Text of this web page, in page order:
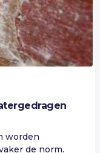
worden
de norm.